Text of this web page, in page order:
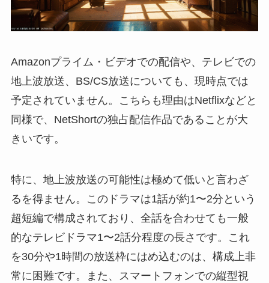
Amazonプライム・ビデオでの配信や、テレビでの
地上波放送、BS/CS放送についても、現時点では
予定されていません。こちらも理由はNetflixなどと
同様で、NetShortの独占配信作品であることが大
きいです。
特に、地上波放送の可能性は極めて低いと言わざ
るを得ません。このドラマは1話が約1〜2分という
超短編で構成されており、全話を合わせても一般
的なテレビドラマ1〜2話分程度の長さです。これ
を30分や1時間の放送枠にはめ込むのは、構成上非
常に困難です。また、スマートフォンでの縦型視